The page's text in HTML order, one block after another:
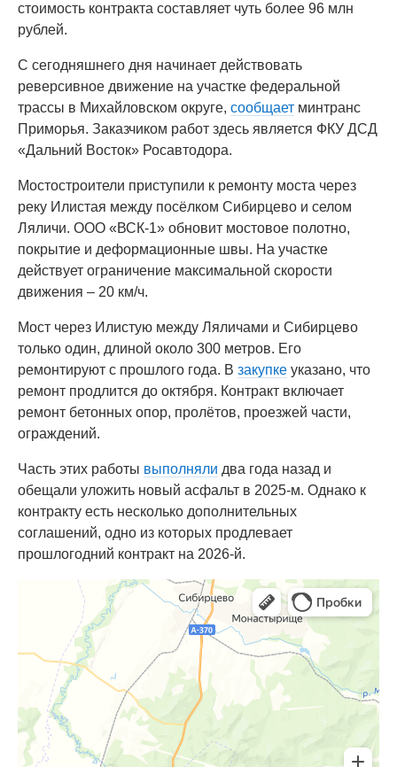
стоимость контракта составляет чуть более 96 млн
рублей.
С сегодняшнего дня начинает действовать
реверсивное движение на участке федеральной
трассы в Михайловском округе, сообщает минтранс
Приморья. Заказчиком работ здесь является ФКУ ДСД
«Дальний Восток» Росавтодора.
Мостостроители приступили к ремонту моста через
реку Илистая между посёлком Сибирцево и селом
Ляличи. ООО «ВСК-1» обновит мостовое полотно,
покрытие и деформационные швы. На участке
действует ограничение максимальной скорости
движения – 20 км/ч.
Мост через Илистую между Ляличами и Сибирцево
только один, длиной около 300 метров. Его
ремонтируют с прошлого года. В закупке указано, что
ремонт продлится до октября. Контракт включает
ремонт бетонных опор, пролётов, проезжей части,
ограждений.
Часть этих работы выполняли два года назад и
обещали уложить новый асфальт в 2025-м. Однако к
контракту есть несколько дополнительных
соглашений, одно из которых продлевает
прошлогодний контракт на 2026-й.